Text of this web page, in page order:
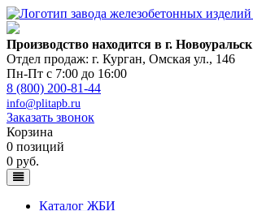
Производство находится в г. Новоуральск
Отдел продаж: г. Курган, Омская ул., 146
Пн-Пт с 7:00 до 16:00
8 (800) 200-81-44
info@plitapb.ru
Заказать звонок
Корзина
0 позиций
0 руб.
Каталог ЖБИ